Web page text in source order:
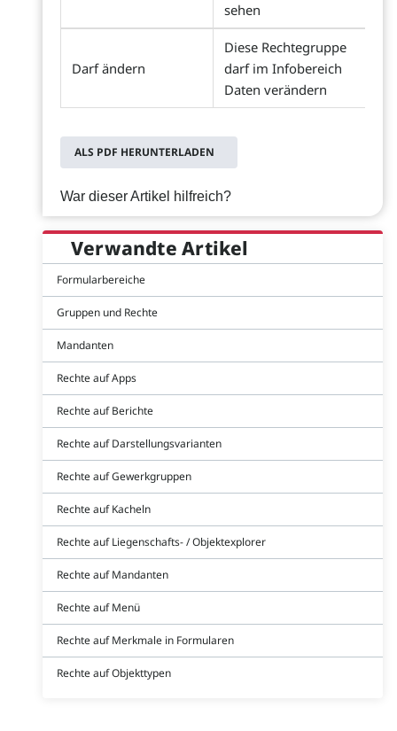
sehen
Darf ändern
Diese Rechtegruppe
darf im Infobereich
Daten verändern
ALS PDF HERUNTERLADEN
War dieser Artikel hilfreich?
Verwandte Artikel
Formularbereiche
Gruppen und Rechte
Mandanten
Rechte auf Apps
Rechte auf Berichte
Rechte auf Darstellungsvarianten
Rechte auf Gewerkgruppen
Rechte auf Kacheln
Rechte auf Liegenschafts- / Objektexplorer
Rechte auf Mandanten
Rechte auf Menü
Rechte auf Merkmale in Formularen
Rechte auf Objekttypen